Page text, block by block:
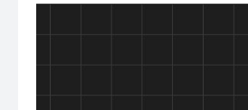
குழுவில்